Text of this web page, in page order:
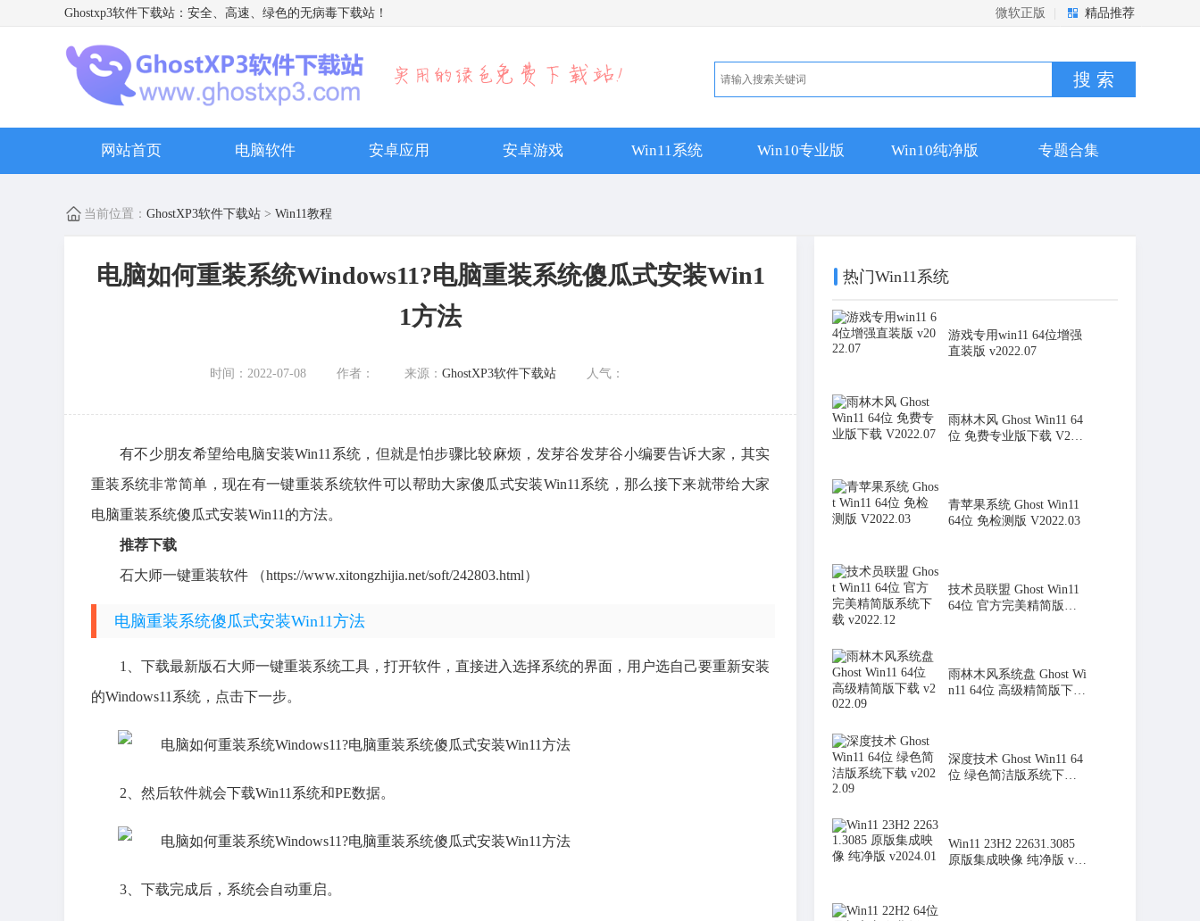
Ghostxp3软件下载站 ：安全、高速、绿色的无病毒下载站！ 微软正版 精品推荐
搜 索
网站首页 电脑软件 安卓应用 安卓游戏 Win11系统 Win10专业版 Win10纯净版 专题合集
当前位置： GhostXP3软件下载站 > Win11教程
电脑如何重装系统Windows11?电脑重装系统傻瓜式安装Win1
1方法
时间：2022-07-08 作者： 来源： GhostXP3软件下载站 人气：
有不少朋友希望给电脑安装Win11系统，但就是怕步骤比较麻烦，发芽谷发芽谷小编要告诉大家，其实
重装系统非常简单，现在有一键重装系统软件可以帮助大家傻瓜式安装Win11系统，那么接下来就带给大家
电脑重装系统傻瓜式安装Win11的方法。
推荐下载
石大师一键重装软件 （https://www.xitongzhijia.net/soft/242803.html）
电脑重装系统傻瓜式安装Win11方法
1、下载最新版石大师一键重装系统工具，打开软件，直接进入选择系统的界面，用户选自己要重新安装
的Windows11系统，点击下一步。
2、然后软件就会下载Win11系统和PE数据。
3、下载完成后，系统会自动重启。
热门Win11系统
游戏专用win11 64位增强
直装版 v2022.07
雨林木风 Ghost Win11 64
位 免费专业版下载 V202
青苹果系统 Ghost Win11
64位 免检测版 V2022.03
技术员联盟 Ghost Win11
64位 官方完美精简版系
雨林木风系统盘 Ghost Wi
n11 64位 高级精简版下载
深度技术 Ghost Win11 64
位 绿色简洁版系统下载 v
Win11 23H2 22631.3085
原版集成映像 纯净版 v20